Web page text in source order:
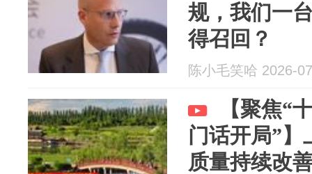
规，我们一
得召回？
陈小毛笑哈 2026-
【聚焦
门话开局”】
质量持续改